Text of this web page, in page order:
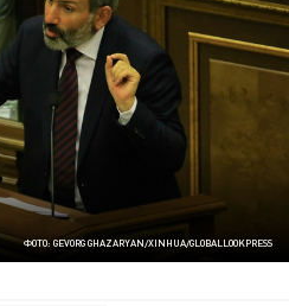
ФОТО: GEVORG GHAZARYAN/XINHUA/GLOBALLOOKPRESS